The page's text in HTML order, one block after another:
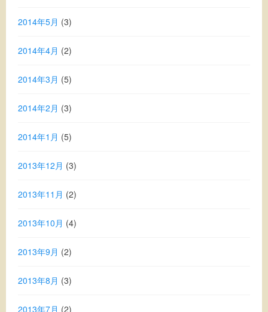
2014年5月 (3)
2014年4月 (2)
2014年3月 (5)
2014年2月 (3)
2014年1月 (5)
2013年12月 (3)
2013年11月 (2)
2013年10月 (4)
2013年9月 (2)
2013年8月 (3)
2013年7月 (2)